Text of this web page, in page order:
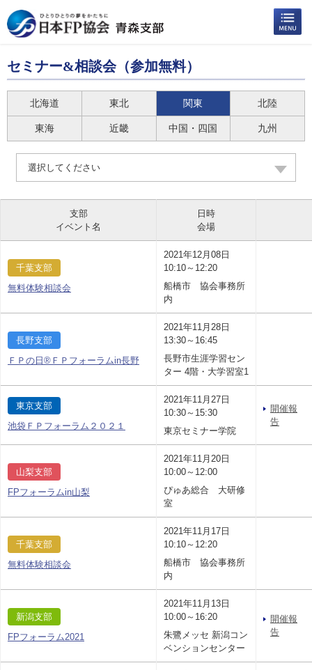
セミナー&相談会（参加無料）
北海道 東北 関東 北陸
東海 近畿 中国・四国 九州
選択してください
支部
イベント名
日時
会場
千葉支部
無料体験相談会
2021年12月08日
10:10～12:20
船橋市 協会事務所
内
長野支部
ＦＰの日®ＦＰフォーラムin長野
2021年11月28日
13:30～16:45
長野市生涯学習セン
ター 4階・大学習室1
東京支部
池袋ＦＰフォーラム２０２１
2021年11月27日
10:30～15:30
東京セミナー学院
開催報
告
山梨支部
FPフォーラムin山梨
2021年11月20日
10:00～12:00
ぴゅあ総合 大研修
室
千葉支部
無料体験相談会
2021年11月17日
10:10～12:20
船橋市 協会事務所
内
新潟支部
FPフォーラム2021
2021年11月13日
10:00～16:20
朱鷺メッセ 新潟コン
ベンションセンター
開催報
告